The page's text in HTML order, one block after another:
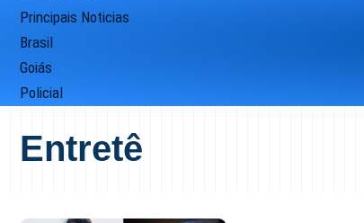
Principais Noticias
Brasil
Goiás
Policial
Entretê